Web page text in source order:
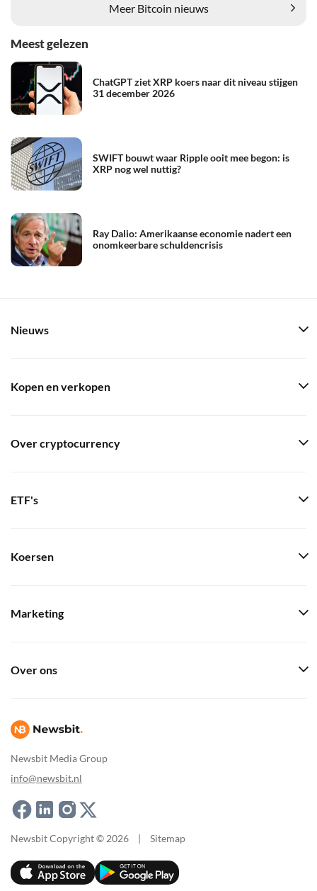
Meer Bitcoin nieuws
Meest gelezen
ChatGPT ziet XRP koers naar dit niveau stijgen
31 december 2026
SWIFT bouwt waar Ripple ooit mee begon: is
XRP nog wel nuttig?
Ray Dalio: Amerikaanse economie nadert een
onomkeerbare schuldencrisis
Newsbit Media Group
info@newsbit.nl
Nieuws
Kopen en verkopen
Over cryptocurrency
ETF's
Koersen
Marketing
Over ons
Newsbit Copyright © 2026 | Sitemap